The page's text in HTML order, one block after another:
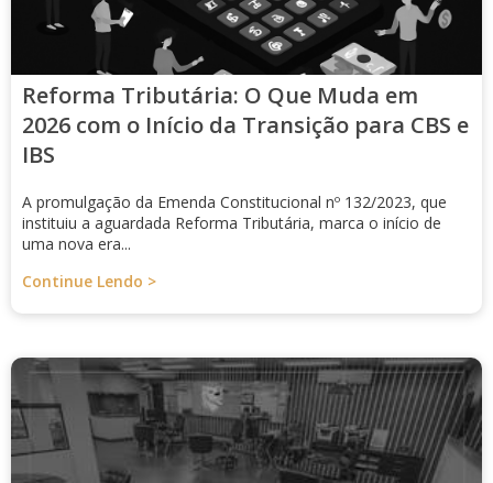
Reforma Tributária: O Que Muda em
2026 com o Início da Transição para CBS e
IBS
A promulgação da Emenda Constitucional nº 132/2023, que
instituiu a aguardada Reforma Tributária, marca o início de
uma nova era...
Continue Lendo >